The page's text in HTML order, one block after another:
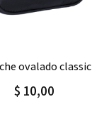
Detalle
ovalado classic
$ 10,00